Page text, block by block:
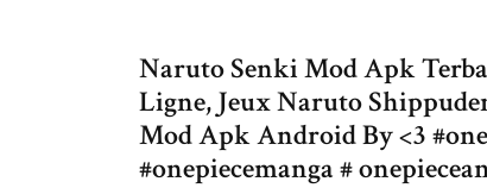
Naruto Senki Mod Apk
Ligne, Jeux Naruto
Mod Apk Android By <3
#onepiecemanga #